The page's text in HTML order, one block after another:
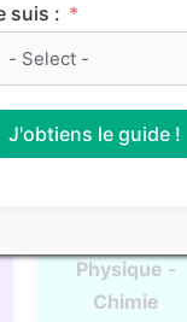
Espagnol
Physique -
Chimie
suis :
J'obtiens le guide !